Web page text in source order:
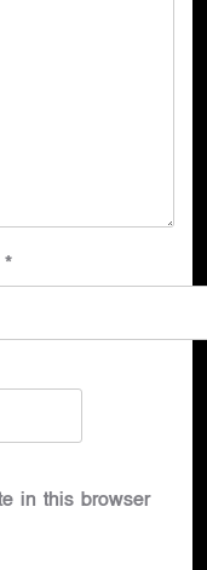
*
in this browser